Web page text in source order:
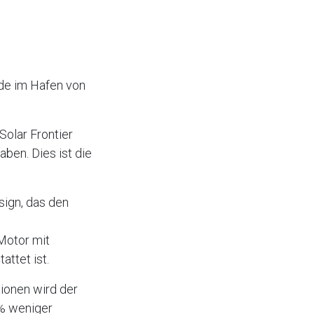
im Hafen von
Frontier
Dies ist die
das den
mit
ist.
wird der
weniger